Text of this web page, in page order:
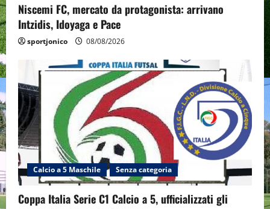
Niscemi FC, mercato da protagonista: arrivano
Intzidis, Idoyaga e Pace
sportjonico 08/08/2026
Calcio a 5 Maschile Senza categoria
Coppa Italia Serie C1 Calcio a 5, ufficializzati gli